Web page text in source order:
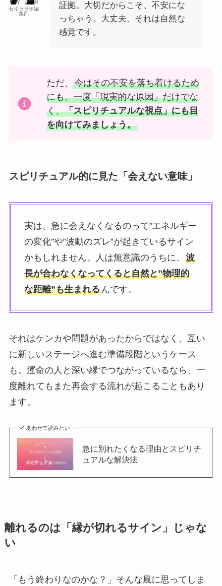
セキララボ編
集部
証拠。大切だからこそ、不安にな
っちゃう。大丈夫、それは自然な
感覚です。
ただ、今はその不安を落ち着けるため
にも、一度「現実的な原因」だけでな
く、「スピリチュアルな視点」にも目
を向けてみましょう。
スピリチュアル的に見た「会えない意味」
実は、急に会えなくなるのって”エネルギー
の変化”や”波動のズレ”が起きているサイン
かもしれません。人は無意識のうちに、 波
長が合わなくなってくると自然と”物理的
な距離”も生まれるんです。
それはケンカや問題があったからではなく、互い
に新しいステージへ進む準備段階というケース
も。運命の人と深い縁でつながっているなら、一
度離れてもまた再会する流れが起こることもあり
ます。
あわせて読みたい
急に別れたくなる理由とスピリチ
ュアルな解決法
離れるのは「縁が切れるサイン」じゃな
い
「もう終わりなのかな？」そんな風に思ってしま